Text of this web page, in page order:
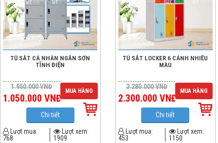
TỦ SẮT CÁ NHÂN NGĂN SƠN
TĨNH ĐIỆN
1.950.000VNĐ
1.050.000 VNĐ
MUA HÀNG
Chi tiết
Lượt mua:
768
Lượt xem:
1909
TỦ SẮT LOCKER 6 CÁNH NHIỀU
MÀU
3.280.000VNĐ
2.300.000 VNĐ
MUA HÀNG
Chi tiết
Lượt mua:
453
Lượt xem:
1150